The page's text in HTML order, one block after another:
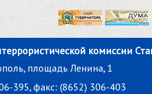
комиссии
площадь Ленина, 1
395, факс: (8652) 306-403